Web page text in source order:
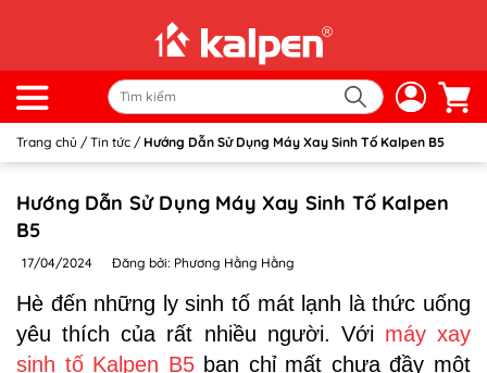
Trang chủ / Tin tức / Hướng Dẫn Sử Dụng Máy Xay Sinh Tố Kalpen B5
Hướng Dẫn Sử Dụng Máy Xay Sinh Tố Kalpen
B5
17/04/2024 Đăng bởi: Phương Hằng Hằng
Hè đến những ly sinh tố mát lạnh là thức uống
yêu thích của rất nhiều người. Với máy xay
sinh tố Kalpen B5bạn chỉ mất chưa đầy một